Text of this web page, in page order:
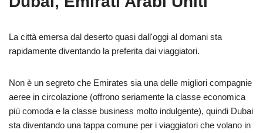
La città emersa dal deserto quasi dall'oggi al domani sta
rapidamente diventando la preferita dai viaggiatori.
Non è un segreto che Emirates sia una delle migliori compagnie
aeree in circolazione (offrono seriamente la classe economica
più comoda e la classe business molto indulgente), quindi Dubai
sta diventando una tappa comune per i viaggiatori che volano in